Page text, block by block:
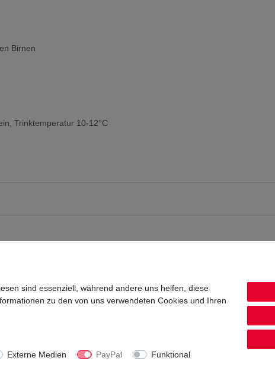
Birnen
Trinktemperatur 10-12°C
sind essenziell, während andere uns helfen, diese
zu den von uns verwendeten Cookies und Ihren
Externe Medien PayPal
Funktional